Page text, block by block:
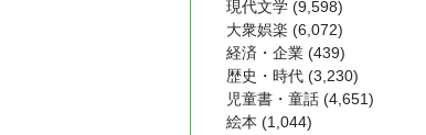
現代文学 (9,598)
大衆娯楽 (6,072)
経済・企業 (439)
歴史・時代 (3,230)
児童書・童話 (4,651)
絵本 (1,044)